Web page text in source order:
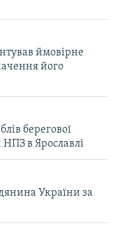
ймовірне
його
берегової
в Ярославлі
України за